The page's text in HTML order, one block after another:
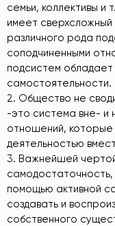
семьи, коллективы и
имеет
различного рода
соподчиненными
подсистем
самостоятельности.
2. Общество не
-это система вне- и
отношений, которые
деятельностью
3. Важнейшей
помощью активной
создавать и
собственного